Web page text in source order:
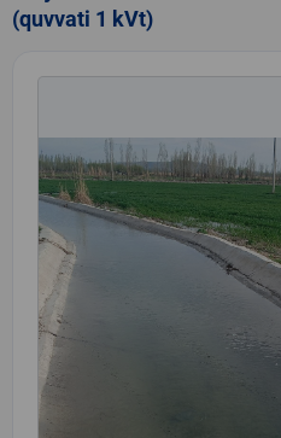
(quvvati 1 kVt)